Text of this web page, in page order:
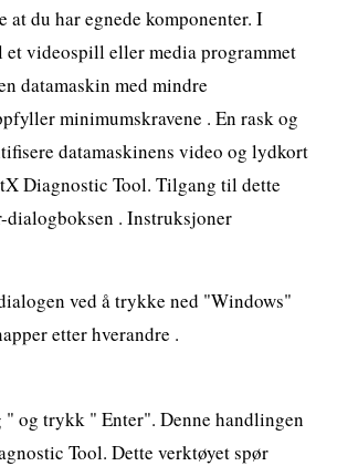
at du har egnede komponenter. I
videospill eller media programmet
datamaskin med mindre
minimumskravene . En rask og
datamaskinens video og lydkort
Diagnostic Tool. Tilgang til dette
. Instruksjoner
ved å trykke ned "Windows"
etter hverandre .
" og trykk " Enter". Denne handlingen
Tool. Dette verktøyet spør